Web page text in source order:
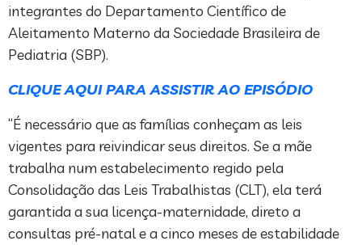
integrantes do Departamento Científico de
Aleitamento Materno da Sociedade Brasileira de
Pediatria (SBP).
CLIQUE AQUI PARA ASSISTIR AO EPISÓDIO
“É necessário que as famílias conheçam as leis
vigentes para reivindicar seus direitos. Se a mãe
trabalha num estabelecimento regido pela
Consolidação das Leis Trabalhistas (CLT), ela terá
garantida a sua licença-maternidade, direto a
consultas pré-natal e a cinco meses de estabilidade